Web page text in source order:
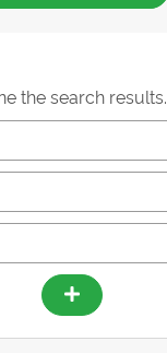
the search results.